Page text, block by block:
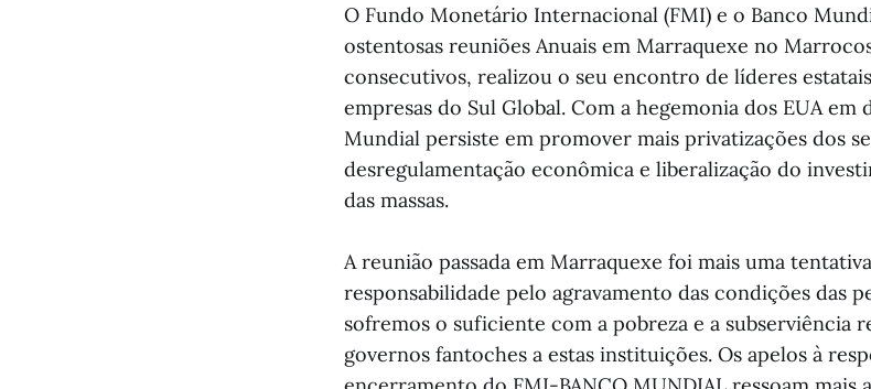
O Fundo Monetário Internacional (FMI) e o Banco
ostentosas reuniões Anuais em Marraquexe no
consecutivos, realizou o seu encontro de líderes
empresas do Sul Global. Com a hegemonia dos EUA
Mundial persiste em promover mais privatizações dos
desregulamentação econômica e liberalização do
das massas.
A reunião passada em Marraquexe foi mais uma
responsabilidade pelo agravamento das condições das
sofremos o suficiente com a pobreza e a subserviência
governos fantoches a estas instituições. Os apelos à